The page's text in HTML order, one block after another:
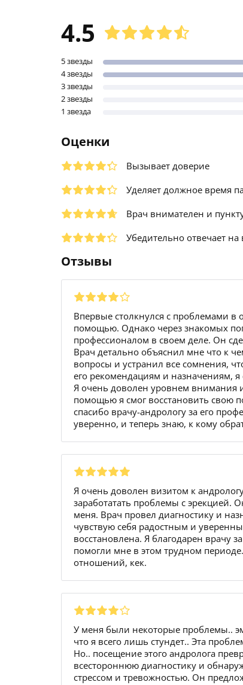
4.5
5 звезды
4 звезды
3 звезды
2 звезды
1 звезда
Оценки
Вызывает доверие
Уделяет должное время
Врач внимателен и
Убедительно отвечает на
Отзывы
Впервые столкнулся с проблемами в
помощью. Однако через знакомых
профессионалом в своем деле. Он
Врач детально объяснил мне что к
вопросы и устранил все сомнения,
его рекомендациям и назначениям,
Я очень доволен уровнем внимания
помощью я смог восстановить свою
спасибо врачу-андрологу за его
уверенно, и теперь знаю, к кому
Я очень доволен визитом к
заработатать проблемы с
меня. Врач провел диагностику и
чувствую себя радостным и
восстановлена. Я благодарен врачу
помогли мне в этом трудном
отношений, кек.
У меня были некоторые проблемы..
что я всего лишь стундет.. Эта
Но.. посещение этого андролога
всестороннюю диагностику и
стрессом и тревожностью. Он